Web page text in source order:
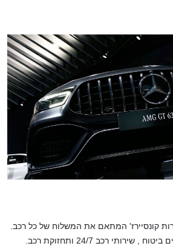
קונסיירז' המתאם את המשלוח של כל רכב.
דמי המנוי החודשיים כוללים ביטוח , שירותי רכב 24/7 ותחזוקת רכב.